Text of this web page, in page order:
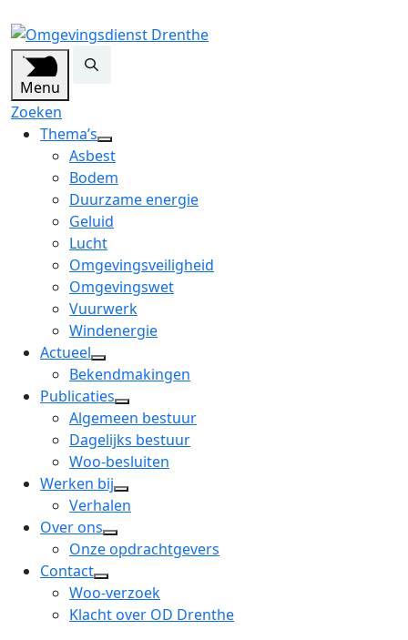
Menu
Zoeken
Thema’s
open
dropdown
menu
Asbest
Bodem
Duurzame energie
Geluid
Lucht
Omgevingsveiligheid
Omgevingswet
Vuurwerk
Windenergie
Actueel
open
dropdown
menu
Bekendmakingen
Publicaties
open
dropdown
menu
Algemeen bestuur
Dagelijks bestuur
Woo-besluiten
Werken bij
open
menu
Verhalen
Over ons
open
dropdown
menu
Onze opdrachtgevers
Contact
open
dropdown
Woo-verzoek
Klacht over OD Drenthe